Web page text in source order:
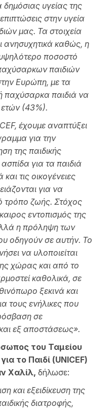
υγείας της
στην υγεία
μας. Τα στοιχεία
ανησυχητικά καθώς, η
ποσοστό
παιδιών
Ευρώπη, με τα
παχύσαρκα παιδιά να
ετών (43%).
έχουμε αναπτύξει
για την
της παιδικής
για τα παιδιά
τις οικογένειες
για να
τρόπο ζωής. Στόχος
εντοπισμός της
η πρόληψη των
οδηγούν σε αυτήν. Το
να υλοποιείται
χώρας και από το
καθολικά, σε
ξεκινά και
τους ενήλικες που
σε
εξ αποστάσεως».
του Ταμείου
το Παιδί (UNICEF)
Χαλίλ, δήλωσε:
και εξειδίκευση της
διατροφής,